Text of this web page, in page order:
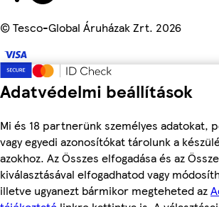
Adatvédelmi beállítások
Mi és 18 partnerünk személyes adatokat,
vagy egyedi azonosítókat tárolunk a
azokhoz. Az Összes elfogadása és az
kiválasztásával elfogadhatod vagy
illetve ugyanezt bármikor megteheted az
©Tesco-Global Áruházak Zrt. 2026